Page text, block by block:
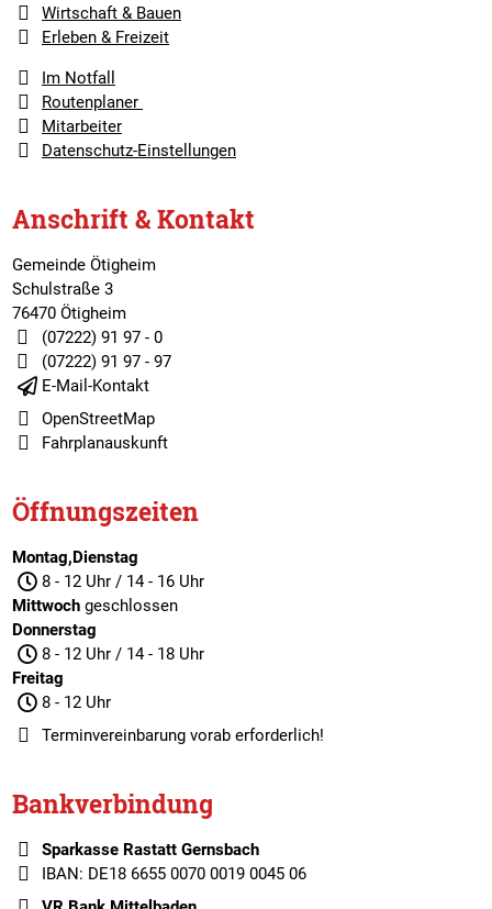
Wirtschaft & Bauen
Erleben & Freizeit
Im Notfall
Routenplaner
Mitarbeiter
Datenschutz-Einstellungen
Anschrift & Kontakt
Gemeinde Ötigheim
Schulstraße 3
76470 Ötigheim
(07222) 91 97 - 0
(07222) 91 97 - 97
E-Mail-Kontakt
OpenStreetMap
Fahrplanauskunft
Öffnungszeiten
Montag,Dienstag
8 - 12 Uhr / 14 - 16 Uhr
Mittwochgeschlossen
Donnerstag
8 - 12 Uhr / 14 - 18 Uhr
Freitag
8 - 12 Uhr
Terminvereinbarungvorab erforderlich!
Bankverbindung
Sparkasse Rastatt Gernsbach
IBAN: DE18 6655 0070 0019 0045 06